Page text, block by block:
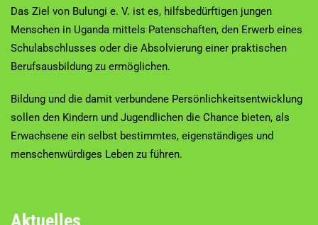
Das Ziel von Bulungi e. V. ist es, hilfsbedürftigen jungen
Menschen in Uganda mittels Patenschaften, den Erwerb eines
Schulabschlusses oder die Absolvierung einer praktischen
Berufsausbildung zu ermöglichen.
Bildung und die damit verbundene Persönlichkeitsentwicklung
sollen den Kindern und Jugendlichen die Chance bieten, als
Erwachsene ein selbst bestimmtes, eigenständiges und
menschenwürdiges Leben zu führen.
Aktuelles